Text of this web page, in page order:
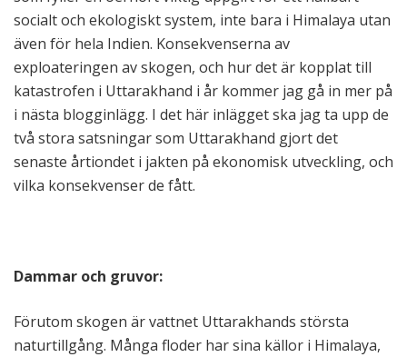
socialt och ekologiskt system, inte bara i Himalaya utan
även för hela Indien. Konsekvenserna av
exploateringen av skogen, och hur det är kopplat till
katastrofen i Uttarakhand i år kommer jag gå in mer på
i nästa blogginlägg. I det här inlägget ska jag ta upp de
två stora satsningar som Uttarakhand gjort det
senaste årtiondet i jakten på ekonomisk utveckling, och
vilka konsekvenser de fått.
Dammar och gruvor:
Förutom skogen är vattnet Uttarakhands största
naturtillgång. Många floder har sina källor i Himalaya,